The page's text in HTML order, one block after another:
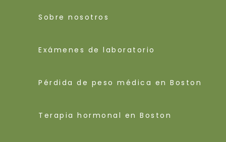
Sobre nosotros
Exámenes de laboratorio
Pérdida de peso médica en Boston
Terapia hormonal en Boston